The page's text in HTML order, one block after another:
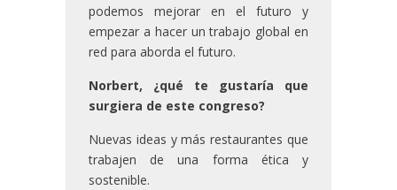
podemos mejorar en el futuro y
empezar a hacer un trabajo global en
red para aborda el futuro.
Norbert, ¿qué te gustaría que
surgiera de este congreso?
Nuevas ideas y más restaurantes que
trabajen de una forma ética y
sostenible.